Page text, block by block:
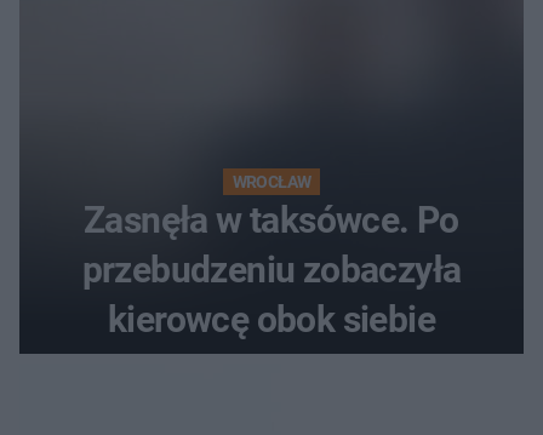
WROCŁAW
Zasnęła w taksówce. Po
przebudzeniu zobaczyła
kierowcę obok siebie